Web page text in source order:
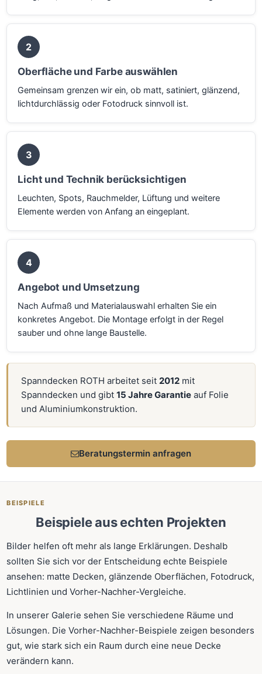
2
Oberfläche und Farbe auswählen
Gemeinsam grenzen wir ein, ob matt, satiniert, glänzend,
lichtdurchlässig oder Fotodruck sinnvoll ist.
3
Licht und Technik berücksichtigen
Leuchten, Spots, Rauchmelder, Lüftung und weitere
Elemente werden von Anfang an eingeplant.
4
Angebot und Umsetzung
Nach Aufmaß und Materialauswahl erhalten Sie ein
konkretes Angebot. Die Montage erfolgt in der Regel
sauber und ohne lange Baustelle.
Spanndecken ROTH arbeitet seit 2012 mit
Spanndecken und gibt15 Jahre Garantie auf Folie
und Aluminiumkonstruktion.
Beratungstermin anfragen
BEISPIELE
Beispiele aus echten Projekten
Bilder helfen oft mehr als lange Erklärungen. Deshalb
sollten Sie sich vor der Entscheidung echte Beispiele
ansehen: matte Decken, glänzende Oberflächen, Fotodruck,
Lichtlinien und Vorher-Nachher-Vergleiche.
In unserer Galerie sehen Sie verschiedene Räume und
Lösungen. Die Vorher-Nachher-Beispiele zeigen besonders
gut, wie stark sich ein Raum durch eine neue Decke
verändern kann.